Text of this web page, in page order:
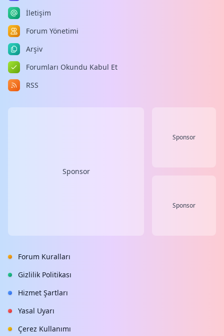
İletişim
Forum Yönetimi
Arşiv
Forumları Okundu Kabul Et
RSS
Sponsor
Sponsor
Sponsor
Forum Kuralları
Gizlilik Politikası
Hizmet Şartları
Yasal Uyarı
Çerez Kullanımı